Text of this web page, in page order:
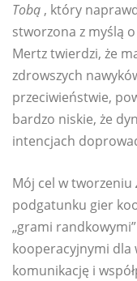
Tobą , który
stworzona z myślą
Mertz twierdzi, że
zdrowszych
przeciwieństwie,
bardzo niskie, że
intencjach
Mój cel w tworzeniu
podgatunku gier
„grami
kooperacyjnymi dla
komunikację i